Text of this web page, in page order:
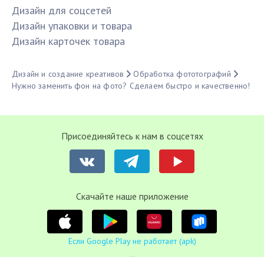
Дизайн для соцсетей
Дизайн упаковки и товара
Дизайн карточек товара
Дизайн и создание креативов
Обработка фототографий
Нужно заменить фон на фото? Сделаем быстро и качественно!
Присоединяйтесь к нам в соцсетях
Cкачайте наше приложение
Если Google Play не работает (apk)